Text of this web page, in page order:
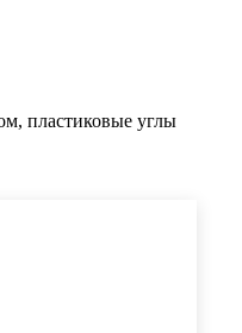
пластиковые углы